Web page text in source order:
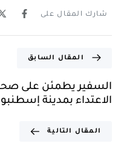
شارك المقال على
المقال السابق
السفير يطمئن على
الاعتداء بمدينة
المقال التالية